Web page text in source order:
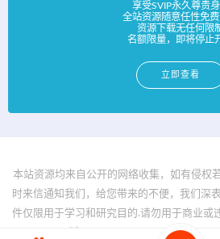
享受SVIP永久尊贵
全站资源随意任性免
资源下载无任何限
名额限量，即将停止
立即查看
本站资源均来自公开的网络收集，如有侵权
时来信通知我们，给您带来的不便，我们深
件仅限用于学习和研究目的.请勿用于商业或
版。 © 2025 - www.bfya.com